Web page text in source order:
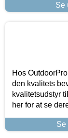
Se
Hos
den kvalitets
kvalitetsudstyr
her for at se
Se